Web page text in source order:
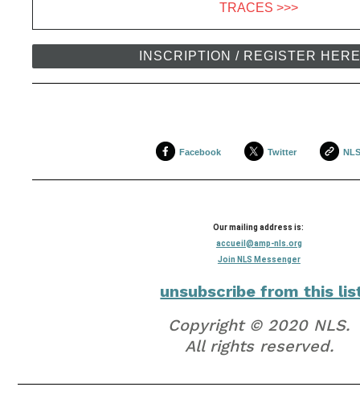
TRACES >>>
INSCRIPTION / REGISTER
Facebook Twitter
Our mailing address is:
accueil@amp-nls.org
Join NLS Messenger
unsubscribe from this
Copyright © 2020 NLS.
All rights reserved.